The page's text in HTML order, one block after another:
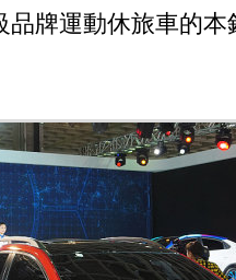
品牌運動休旅車的本